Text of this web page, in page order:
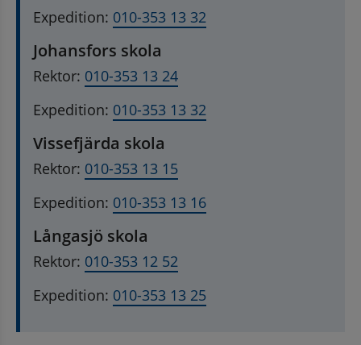
Expedition: 010-353 13 32
Johansfors skola
Rektor: 010-353 13 24
Expedition: 010-353 13 32
Vissefjärda skola
Rektor: 010-353 13 15
Expedition: 010-353 13 16
Långasjö skola
Rektor: 010-353 12 52
Expedition: 010-353 13 25